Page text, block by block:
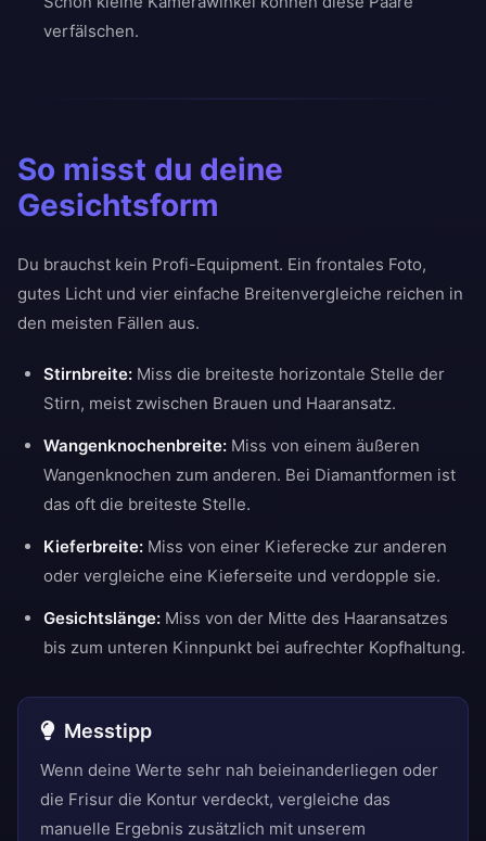
verfälschen.
So misst du deine
Gesichtsform
Du brauchst kein Profi-Equipment. Ein frontales Foto,
gutes Licht und vier einfache Breitenvergleiche reichen in
den meisten Fällen aus.
Stirnbreite: Miss die breiteste horizontale Stelle der
Stirn, meist zwischen Brauen und Haaransatz.
Wangenknochenbreite: Miss von einem äußeren
Wangenknochen zum anderen. Bei Diamantformen ist
das oft die breiteste Stelle.
Kieferbreite: Miss von einer Kieferecke zur anderen
oder vergleiche eine Kieferseite und verdopple sie.
Gesichtslänge: Miss von der Mitte des Haaransatzes
bis zum unteren Kinnpunkt bei aufrechter Kopfhaltung.
Messtipp
Wenn deine Werte sehr nah beieinanderliegen oder
die Frisur die Kontur verdeckt, vergleiche das
manuelle Ergebnis zusätzlich mit unserem